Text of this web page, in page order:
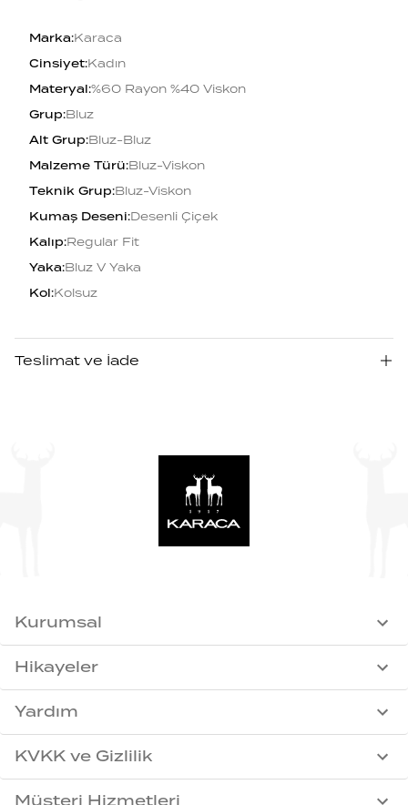
Marka:Karaca
Cinsiyet:Kadın
Materyal:%60 Rayon %40 Viskon
Grup:Bluz
Alt Grup:Bluz-Bluz
Malzeme Türü:Bluz-Viskon
Teknik Grup:Bluz-Viskon
Kumaş Deseni:Desenli Çiçek
Kalıp:Regular Fit
Yaka:Bluz V Yaka
Kol:Kolsuz
Teslimat ve İade
Kurumsal
Hikayeler
Yardım
KVKK ve Gizlilik
Müşteri Hizmetleri